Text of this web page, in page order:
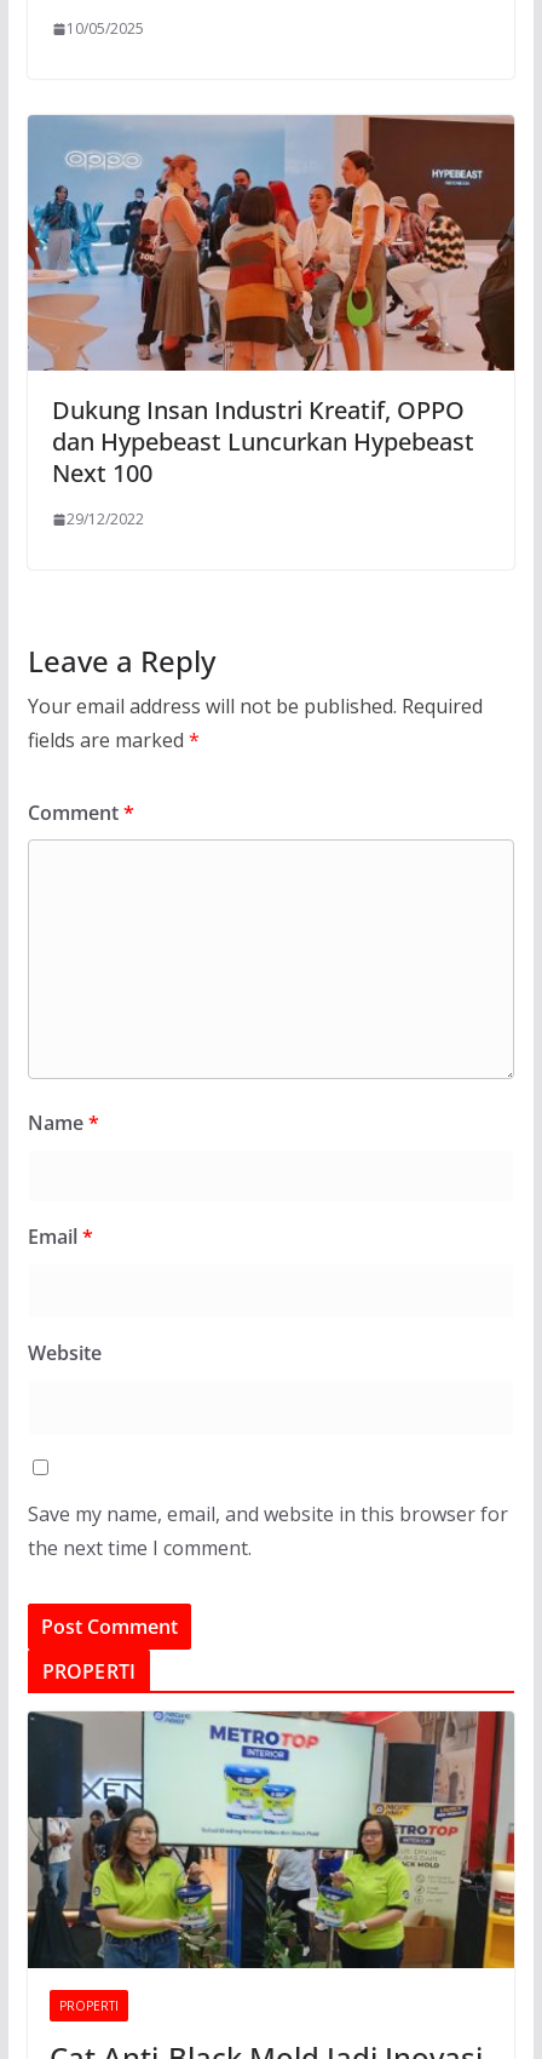
10/05/2025
Dukung Insan Industri Kreatif, OPPO
dan Hypebeast Luncurkan Hypebeast
Next 100
29/12/2022
Leave a Reply
Your email address will not be published. Required
fields are marked *
Comment*
Name*
Email*
Website
Save my name, email, and website in this browser for
the next time I comment.
PROPERTI
PROPERTI